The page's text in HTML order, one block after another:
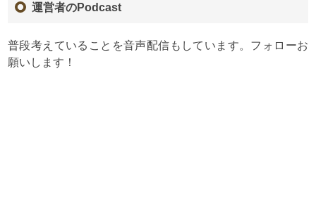
運営者のPodcast
普段考えていることを音声配信もしています。フォローお
願いします！